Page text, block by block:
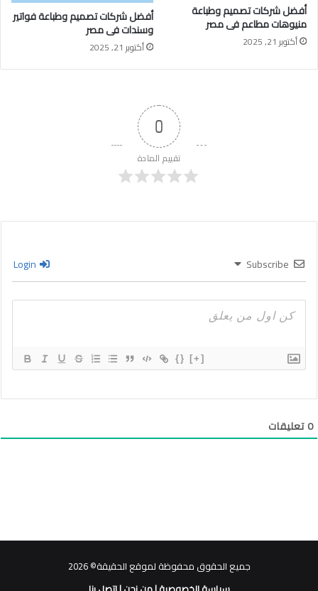
أفضل شركات تصميم وطباعة
منيوهات مطاعم فى مصر
أكتوبر 21, 2025
أفضل شركات تصميم وطباعة فواتير
وسندات فى مصر
أكتوبر 21, 2025
0
تقييم المادة
Subscribe
{} [+]
0تعليقات
جميع الحقوق محفوظة لموقع الحقيقة© 2026